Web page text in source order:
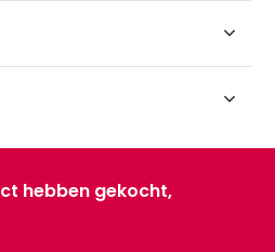
hebben gekocht,